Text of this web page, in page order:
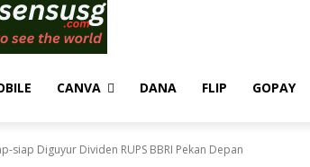
CANVA DANA FLIP GOPAY
siap Diguyur Dividen RUPS BBRI Pekan Depan